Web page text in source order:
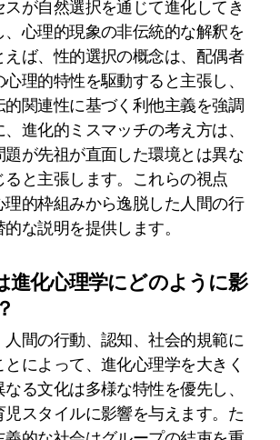
ることで、人間の行動とその進
る理解が深まります。
挑戦する珍しい理論は何で
する珍しい理論は、しばしば進
します。これらの理論は、行動
スが自然選択を通じて進化してき
心理的現象の非伝統的な解釈を
理的特性を駆動すると主張し、
関連性に基づく利他主義を強調
進化的ミスマッチの考え方は、
が先祖が直面した環境とは異な
と主張します。これらの視点
的枠組みから逸脱した人間の行
な説明を提供します。